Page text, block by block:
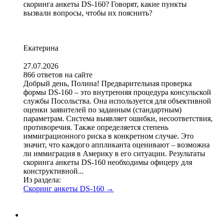
скоринга анкеты DS-160? Говорят, какие пункты
вызвали вопросы, чтобы их пояснить?
Екатерина
27.07.2026
866 ответов на сайте
Добрый день, Полина! Предварительная проверка
формы DS-160 – это внутренняя процедура консульской
службы Посольства. Она используется для объективной
оценки заявителей по заданным (стандартным)
параметрам. Система выявляет ошибки, несоответствия,
противоречия. Также определяется степень
иммиграционного риска в конкретном случае. Это
значит, что каждого аппликанта оценивают – возможна
ли иммиграция в Америку в его ситуации. Результаты
скоринга анкеты DS-160 необходимы офицеру для
конструктивной...
Из раздела:
Скоринг анкеты DS-160 →